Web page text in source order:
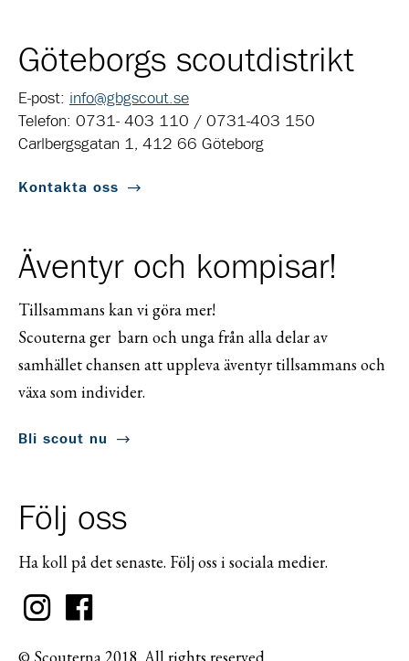
Göteborgs scoutdistrikt
E-post: info@gbgscout.se
Telefon: 0731- 403 110 / 0731-403 150
Carlbergsgatan 1, 412 66 Göteborg
Kontakta oss
Äventyr och kompisar!
Tillsammans kan vi göra mer!
Scouterna ger barn och unga från alla delar av
samhället chansen att uppleva äventyr tillsammans och
växa som individer.
Bli scout nu
Följ oss
Ha koll på det senaste. Följ oss i sociala medier.
© Scouterna 2018. All rights reserved.